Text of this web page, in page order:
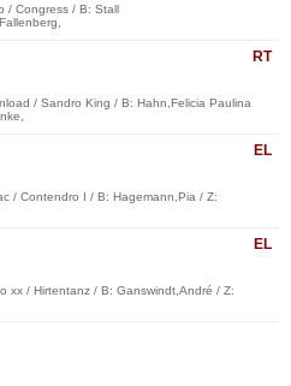
/ Congress / B: Stall
RT
/ Sandro King / B: Hahn,Felicia Paulina
EL
/ Contendro I / B: Hagemann,Pia / Z:
EL
xx / Hirtentanz / B: Ganswindt,André / Z: